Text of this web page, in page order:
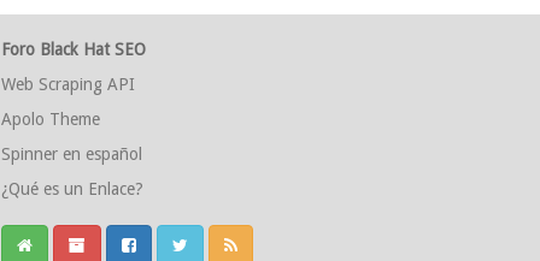
Foro Black Hat SEO
Web Scraping API
Apolo Theme
Spinner en español
¿Qué es un Enlace?